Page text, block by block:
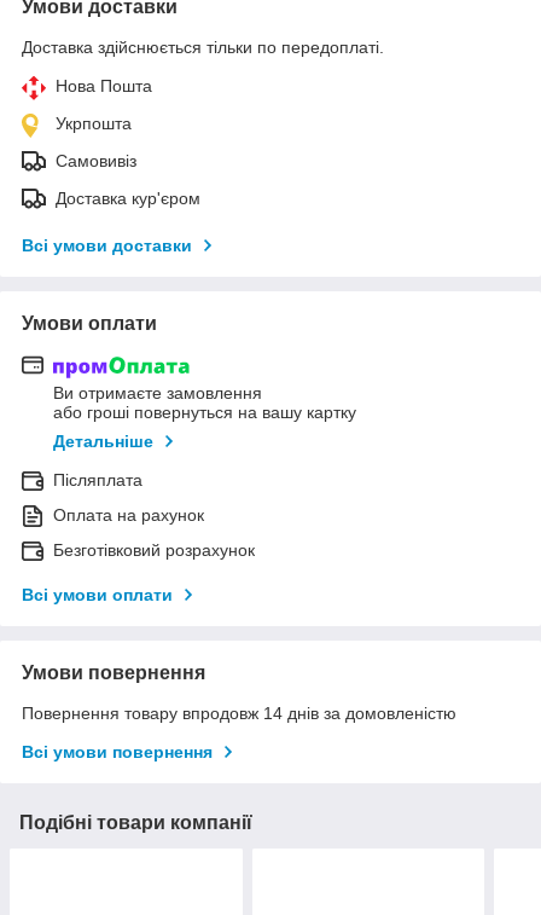
Умови доставки
Доставка здійснюється тільки по передоплаті.
Нова Пошта
Укрпошта
Самовивіз
Доставка кур'єром
Всі умови доставки
Умови оплати
Ви отримаєте замовлення
або гроші повернуться на вашу картку
Детальніше
Післяплата
Оплата на рахунок
Безготівковий розрахунок
Всі умови оплати
Умови повернення
Повернення товару впродовж 14 днів за домовленістю
Всі умови повернення
Подібні товари компанії